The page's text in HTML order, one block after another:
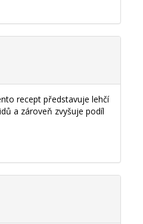
recept představuje lehčí
a zároveň zvyšuje podíl